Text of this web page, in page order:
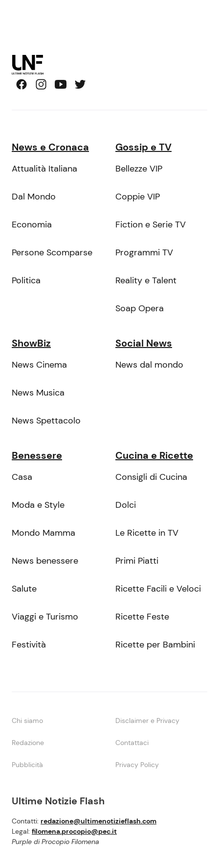
Ultime Notizie Flash
Contatti: redazione@ultimenotizieflash.com
Legal: filomena.procopio@pec.it
Purple di Procopio Filomena
News e Cronaca
Attualità Italiana
Dal Mondo
Economia
Persone Scomparse
Politica
Gossip e TV
Bellezze VIP
Coppie VIP
Fiction e Serie TV
Programmi TV
Reality e Talent
Soap Opera
ShowBiz
News Cinema
News Musica
News Spettacolo
Social News
News dal mondo
Benessere
Casa
Moda e Style
Mondo Mamma
News benessere
Salute
Viaggi e Turismo
Festività
Cucina e Ricette
Consigli di Cucina
Dolci
Le Ricette in TV
Primi Piatti
Ricette Facili e Veloci
Ricette Feste
Ricette per Bambini
Chi siamo Disclaimer e Privacy
Redazione Contattaci
Pubblicità Privacy Policy